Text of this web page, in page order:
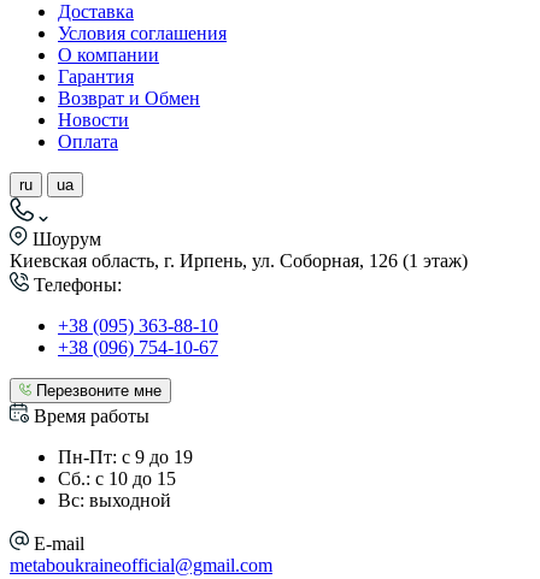
Доставка
Условия соглашения
О компании
Гарантия
Возврат и Обмен
Новости
Оплата
ru ua
Шоурум
Киевская область, г. Ирпень, ул. Соборная, 126 (1 этаж)
Телефоны:
+38 (095) 363-88-10
+38 (096) 754-10-67
Перезвоните мне
Время работы
Пн-Пт: с 9 до 19
Сб.: с 10 до 15
Вс: выходной
E-mail
metaboukraineofficial@gmail.com